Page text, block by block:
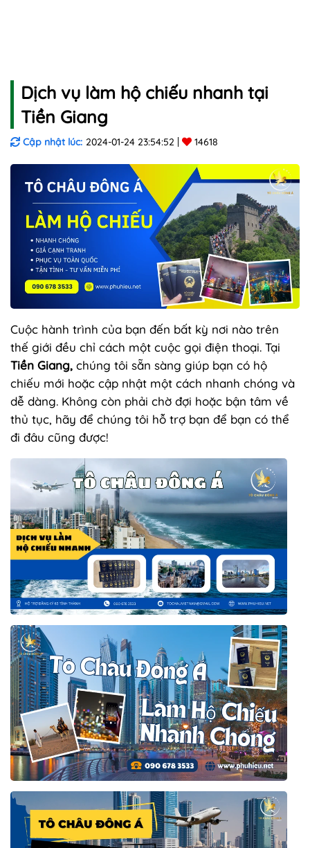
Dịch vụ làm hộ chiếu nhanh tại
Tiền Giang
Cập nhật lúc: 2024-01-24 23:54:52 14618
Cuộc hành trình của bạn đến bất kỳ nơi nào trên
thế giới đều chỉ cách một cuộc gọi điện thoại. Tại
Tiền Giang, chúng tôi sẵn sàng giúp bạn có hộ
chiếu mới hoặc cập nhật một cách nhanh chóng và
dễ dàng. Không còn phải chờ đợi hoặc bận tâm về
thủ tục, hãy để chúng tôi hỗ trợ bạn để bạn có thể
đi đâu cũng được!